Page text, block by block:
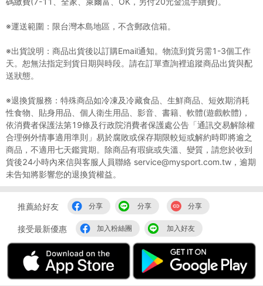
※運送範圍：限台灣本島地區，不含郵政信箱。
※出貨說明：商品出貨後以訂購Email通知。物流到貨另需1-3個工作
天。恕無法指定到貨日期與時段。請在訂單查詢裡追蹤商品出貨與配
送狀態。
※退換貨服務：特殊商品如冷凍及冷藏食品、生鮮商品、短效期消耗
性食物、貼身用品、個人衛生用品、影音、書籍、軟體(遊戲軟體)，
依消費者保護法第19條及行政院消費者保護處公告「通訊交易解除權
合理例外情事適用準則」易於腐敗或保存期限較短或解約時即將逾之
商品，不適用七天鑑賞期。除商品有瑕疵或失溫、變質，請您於收到
貨後24小時內來信與客服人員聯絡 service@mysport.com.tw，逾期
未告知將影響您的退換貨權益。
推薦給好友 分享 分享 分享
接受最新優惠 加入粉絲團 加入好友